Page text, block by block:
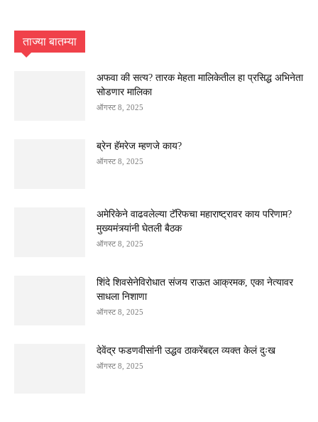
ताज्या बातम्या
अफवा की सत्य? तारक मेहता मालिकेतील हा प्रसिद्ध अभिनेता
सोडणार मालिका
ऑगस्ट 8, 2025
ब्रेन हॅमरेज म्हणजे काय?
ऑगस्ट 8, 2025
अमेरिकेने वाढवलेल्या टॅरिफचा महाराष्ट्रावर काय परिणाम?
मुख्यमंत्र्यांनी घेतली बैठक
ऑगस्ट 8, 2025
शिंदे शिवसेनेविरोधात संजय राऊत आक्रमक, एका नेत्यावर
साधला निशाणा
ऑगस्ट 8, 2025
देवेंद्र फडणवीसांनी उद्धव ठाकरेंबद्दल व्यक्त केलं दुःख
ऑगस्ट 8, 2025